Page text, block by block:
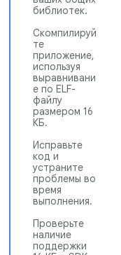
библиотек.
Скомпилируй
те
приложение,
используя
выравнивани
е по ELF-
файлу
размером 16
КБ.
Исправьте
код и
устраните
проблемы во
время
выполнения.
Проверьте
наличие
поддержки